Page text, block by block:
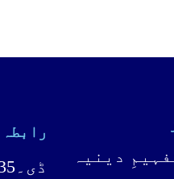
دینیہ
رابطہ